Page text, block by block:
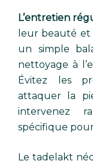
L’entretien
leur beauté
un simple
nettoyage à
Évitez les
attaquer la
intervenez
spécifique
Le tadelakt